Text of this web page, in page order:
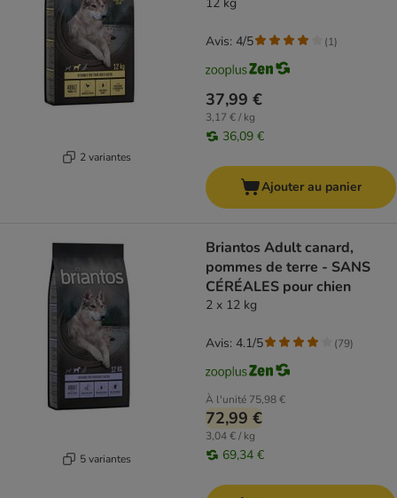
2 variantes
37,99 €
3,17 € / kg
36,09 €
Avis: 4/5 (1)
Ajouter au panier
5 variantes
Briantos Adult canard,
pommes de terre - SANS
CÉRÉALES pour chien
2 x 12 kg
À l'unité 75,98 €
72,99 €
3,04 € / kg
69,34 €
Avis: 4.1/5 (79)